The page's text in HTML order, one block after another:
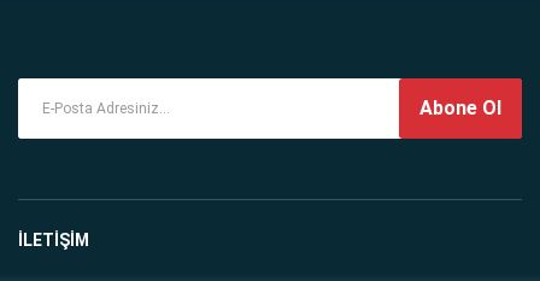
Abone Ol
İLETİŞİM